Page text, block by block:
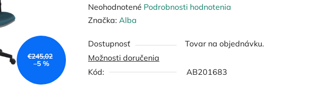
Priemerné
hodnotenie
je
0,0
z
Neohodnotené Podrobnosti hodnotenia
Značka: Alba
Dostupnosť
Tovar na objednávku.
Možnosti doručenia
Kód:
AB201683
€245,02
–5 %